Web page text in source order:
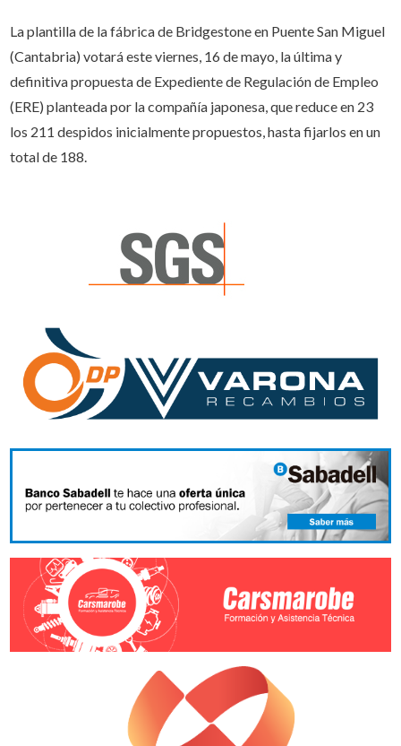
La plantilla de la fábrica de Bridgestone en Puente San Miguel
(Cantabria) votará este viernes, 16 de mayo, la última y
definitiva propuesta de Expediente de Regulación de Empleo
(ERE) planteada por la compañía japonesa, que reduce en 23
los 211 despidos inicialmente propuestos, hasta fijarlos en un
total de 188.